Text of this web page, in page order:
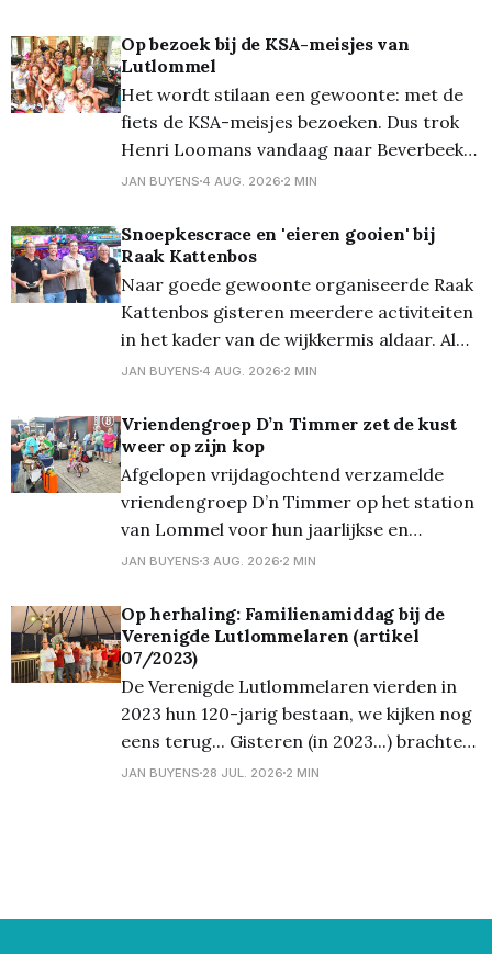
tekenden present voor een namiddag vol
ontmoeting, gezelligheid en lekker eten.
Dit jaar werd gekozen voor een andere
formule. In plaats van de traditionele
Op bezoek bij de KSA-meisjes van
Lutlommel
Het wordt stilaan een gewoonte: met de
fiets de KSA-meisjes bezoeken. Dus trok
Henri Loomans vandaag naar Beverbeek
in Hamont-Achel bij de bivakplaats van de
er voor de 13de keer kookmoeder en we
mogen telkens mee-eten! Samen met de
65 meisjes
JAN BUYENS 4 AUG. 2026 2 MIN
Snoepkescrace en 'eieren gooien' bij
Raak Kattenbos
Naar goede gewoonte organiseerde Raak
Kattenbos gisteren meerdere activiteiten
in het kader van de wijkkermis aldaar. Al
even traditioneel werd van start gegaan
eerst de 1 tot 3-jarigen en nadien de 4 tot
6-jaringen zoveel mogelijk snoep moesten
verzamelen op een parcours (waar
JAN BUYENS 4 AUG. 2026 2 MIN
​Vriendengroep D’n Timmer zet de kust
weer op zijn kop
Afgelopen vrijdagochtend verzamelde
vriendengroep D’n Timmer op het station
van Lommel voor hun jaarlijkse en
inmiddels traditionele uitstap naar de
chocoladebroodjes, knapperige croissants
én voor de liefhebbers al een vloeibaar
ontbijt – de welbekende 'glazen boterham'
– stapte de bende welgemoed de trein op
richting
JAN BUYENS 3 AUG. 2026 2 MIN
Op herhaling: Familienamiddag bij de
Verenigde Lutlommelaren (artikel
07/2023)
De Verenigde Lutlommelaren vierden in
2023 hun 120-jarig bestaan, we kijken nog
eens terug... Gisteren (in 2023...) brachten
we u reeds foto's van de receptie op
JAN BUYENS 28 JUL. 2026 2 MIN